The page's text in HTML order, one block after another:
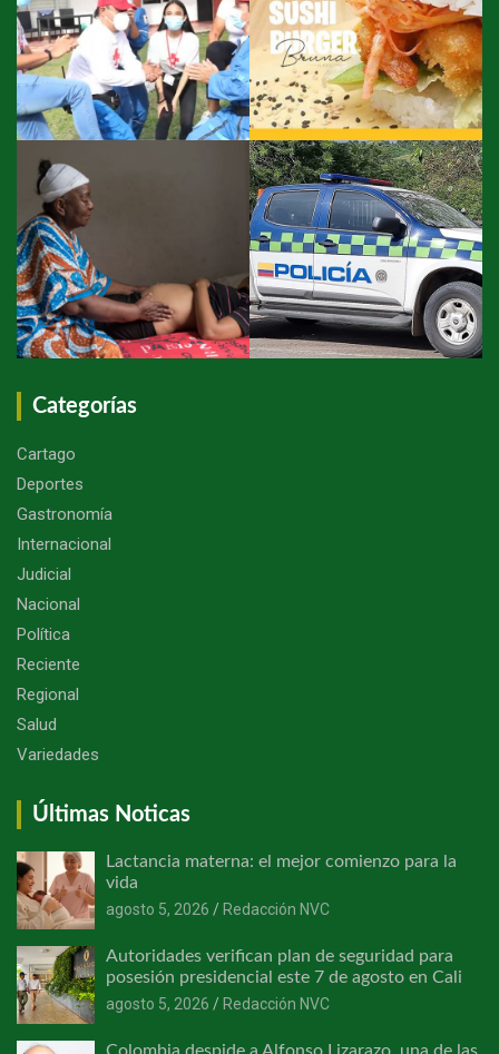
Categorías
Cartago
Deportes
Gastronomía
Internacional
Judicial
Nacional
Política
Reciente
Regional
Salud
Variedades
Últimas Noticas
Lactancia materna: el mejor comienzo para la
vida
agosto 5, 2026
Redacción NVC
Autoridades verifican plan de seguridad para
posesión presidencial este 7 de agosto en Cali
agosto 5, 2026
Redacción NVC
Colombia despide a Alfonso Lizarazo, una de las